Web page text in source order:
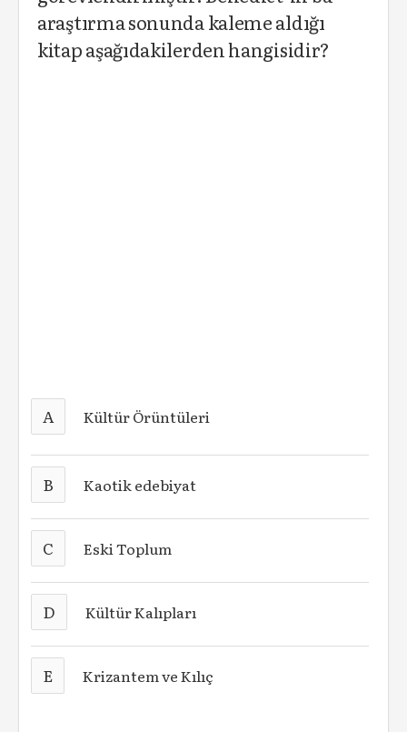
araştırma sonunda kaleme aldığı
kitap aşağıdakilerden hangisidir?
A Kültür Örüntüleri
B Kaotik edebiyat
C Eski Toplum
D Kültür Kalıpları
E Krizantem ve Kılıç